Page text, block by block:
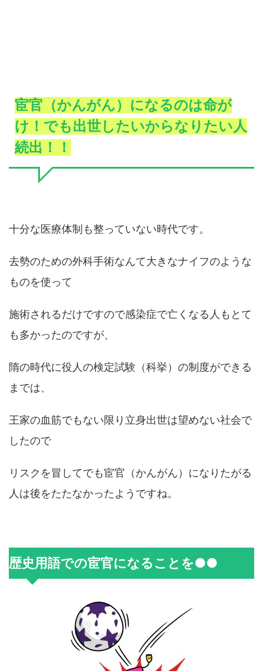
宦官（かんがん）になるのは命が
け！でも出世したいからなりたい人
続出！！
十分な医療体制も整っていない時代です。
去勢のための外科手術なんて大きなナイフのような
ものを使って
施術されるだけですので感染症で亡くなる人もとて
も多かったのですが、
隋の時代に役人の検定試験（科挙）の制度ができる
までは、
王家の血筋でもない限り立身出世は望めない社会で
したので
リスクを冒してでも宦官（かんがん）になりたがる
人は後をたたなかったようですね。
歴史用語での宦官になることを●●